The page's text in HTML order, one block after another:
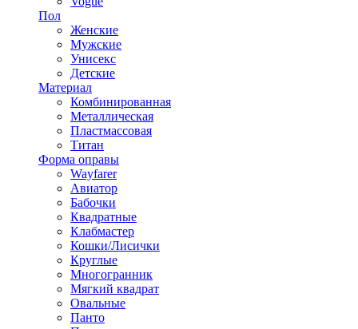
Пол
Женские
Мужские
Унисекс
Детские
Материал
Комбинированная
Металлическая
Пластмассовая
Титан
Форма оправы
Wayfarer
Авиатор
Бабочки
Квадратные
Клабмастер
Кошки/Лисички
Круглые
Многогранник
Мягкий квадрат
Овальные
Панто